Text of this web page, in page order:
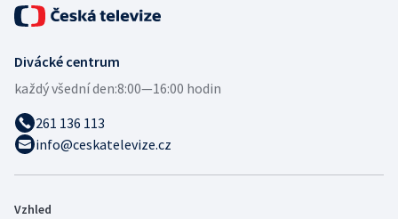
Divácké centrum
každý všední den:8:00—16:00 hodin
261 136 113
info@ceskatelevize.cz
Vzhled